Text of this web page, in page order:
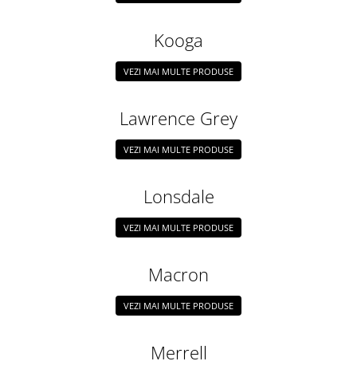
Kooga
VEZI MAI MULTE PRODUSE
Lawrence Grey
VEZI MAI MULTE PRODUSE
Lonsdale
VEZI MAI MULTE PRODUSE
Macron
VEZI MAI MULTE PRODUSE
Merrell